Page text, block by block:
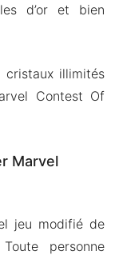
d’or et bien
cristaux illimités
Contest Of
Marvel
jeu modifié de
personne